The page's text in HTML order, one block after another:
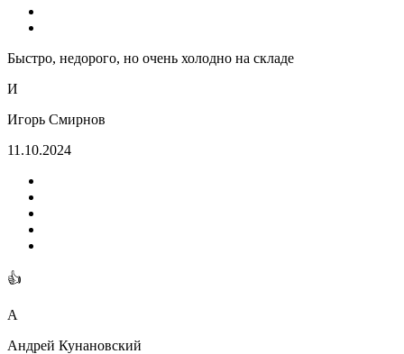
Быстро, недорого, но очень холодно на складе
И
Игорь Смирнов
11.10.2024
👍
А
Андрей Кунановский